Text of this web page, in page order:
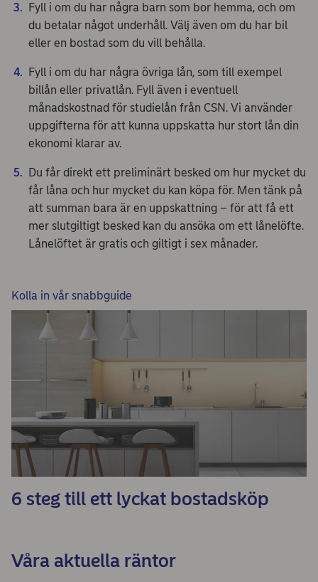
Fyll i om du har några barn som bor hemma, och om
du betalar något underhåll. Välj även om du har bil
eller en bostad som du vill behålla.
Fyll i om du har några övriga lån, som till exempel
billån eller privatlån. Fyll även i eventuell
månadskostnad för studielån från CSN. Vi använder
uppgifterna för att kunna uppskatta hur stort lån din
ekonomi klarar av.
Du får direkt ett preliminärt besked om hur mycket du
får låna och hur mycket du kan köpa för. Men tänk på
att summan bara är en uppskattning – för att få ett
mer slutgiltigt besked kan du ansöka om ett lånelöfte.
Lånelöftet är gratis och giltigt i sex månader.
Kolla in vår snabbguide
6 steg till ett lyckat bostadsköp
Våra aktuella räntor